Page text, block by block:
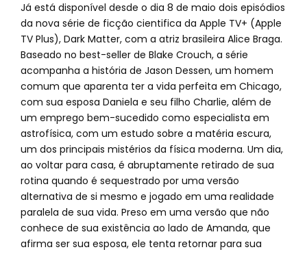
Já está disponível desde o dia 8 de maio dois episódios
da nova série de ficção cientifica da Apple TV+ (Apple
TV Plus), Dark Matter, com a atriz brasileira Alice Braga.
Baseado no best-seller de Blake Crouch, a série
acompanha a história de Jason Dessen, um homem
comum que aparenta ter a vida perfeita em Chicago,
com sua esposa Daniela e seu filho Charlie, além de
um emprego bem-sucedido como especialista em
astrofísica, com um estudo sobre a matéria escura,
um dos principais mistérios da física moderna. Um dia,
ao voltar para casa, é abruptamente retirado de sua
rotina quando é sequestrado por uma versão
alternativa de si mesmo e jogado em uma realidade
paralela de sua vida. Preso em uma versão que não
conhece de sua existência ao lado de Amanda, que
afirma ser sua esposa, ele tenta retornar para sua